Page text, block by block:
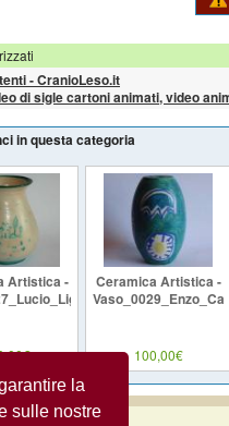
la
sulle nostre
- CranioLeso.it
di sigle cartoni animati, video
in questa categoria
Artistica -
Ceramica Artistica -
100,00€